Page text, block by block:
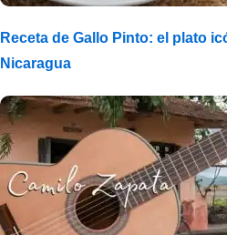
Receta de Gallo Pinto: el plato
Nicaragua